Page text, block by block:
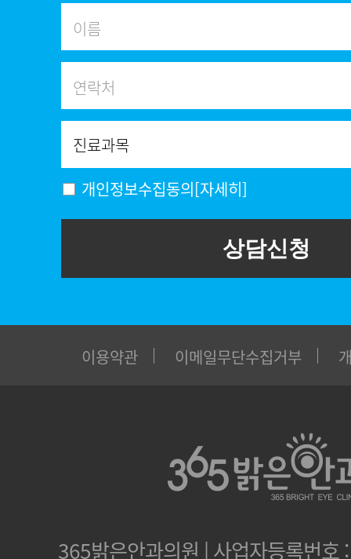
개인정보수집동의[자세히]
상담신청
이용약관 이메일무단수집거부
365밝은안과의원 | 사업자등록번